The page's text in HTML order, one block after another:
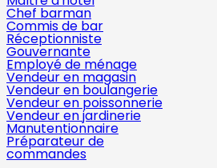
Chef barman
Commis de bar
Réceptionniste
Gouvernante
Employé de ménage
Vendeur en magasin
Vendeur en boulangerie
Vendeur en poissonnerie
Vendeur en jardinerie
Manutentionnaire
Préparateur de
commandes